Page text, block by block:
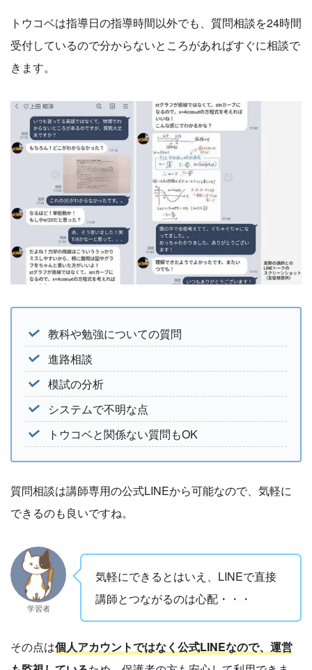
トウコベは指導日の指導時間以外でも、質問相談を24時間
受付しているので分からないところがあればすぐに相談で
きます。
教科や勉強についての質問
進路相談
模試の分析
システムで不明な点
トウコベと関係ない質問もOK
質問相談は講師専用の公式LINEから可能なので、気軽に
できるのも良いですね。
学習者
気軽にできるとはいえ、LINEで直接
講師とつながるのは心配・・・
その点は個人アカウントではなく公式LINEなので、運営